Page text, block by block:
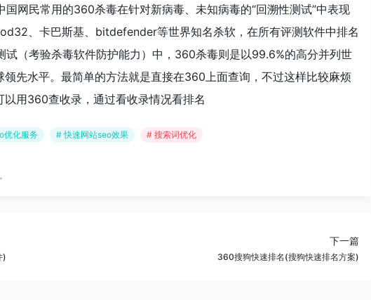
网民常用的360杀毒在针对新病毒、未知病毒的“回溯性测试”中表现
、卡巴斯基、bitdefender等世界知名杀软，在所有评测软件中排名
（考验杀毒软件防护能力）中，360杀毒则是以99.6%的高分并列世
先水平。最简单的方法就是直接在360上面查询，不过这样比较麻烦
用360查收录，通过看收录情况看排名
优化服务 # 快速网站seo效果 # 搜索词优化
)
下一篇
360搜狗快速排名(搜狗快速排名方案)